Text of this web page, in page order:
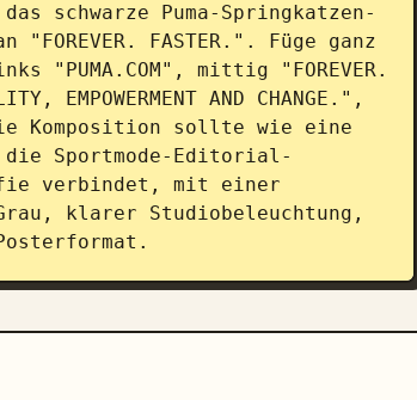
schwarze Puma-Springkatzen-
FASTER.". Füge ganz
mittig "FOREVER.
EMPOWERMENT AND CHANGE.",
Die Komposition sollte wie eine
die Sportmode-Editorial-
verbindet, mit einer
klarer Studiobeleuchtung,